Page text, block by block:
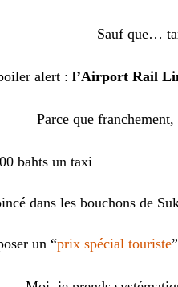
Sauf que…
alert :l’Airport Rail
Parce que
bahts un taxi
dans les bouchons de
un “prix spécial touriste